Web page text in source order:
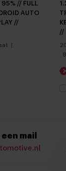
// FULL
AUTO
//
//
mail